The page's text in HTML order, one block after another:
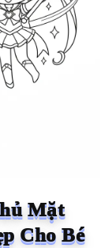
Mặt
Cho Bé